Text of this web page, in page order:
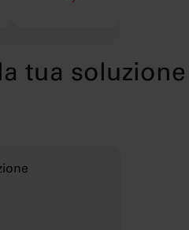
tua soluzione